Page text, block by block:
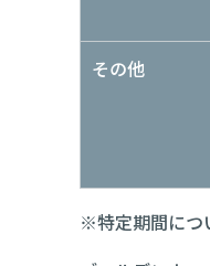
その他
※特定期間につ